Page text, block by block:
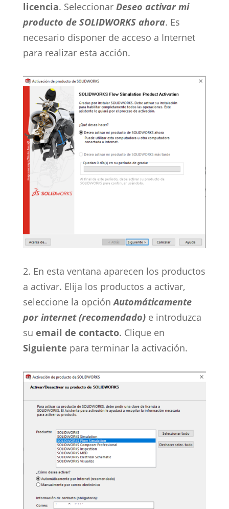
licencia. Seleccionar Deseo activar mi
producto de SOLIDWORKS ahora. Es
necesario disponer de acceso a Internet
para realizar esta acción.
2. En esta ventana aparecen los productos
a activar. Elija los productos a activar,
seleccione la opciónAutomáticamente
por internet (recomendado) e introduzca
su email de contacto. Clique en
Siguiente para terminar la activación.